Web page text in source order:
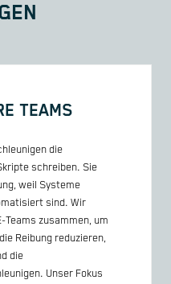
TEAMS
die
schreiben. Sie
weil Systeme
sind. Wir
Teams zusammen, um
Reibung reduzieren,
die
Unser Fokus